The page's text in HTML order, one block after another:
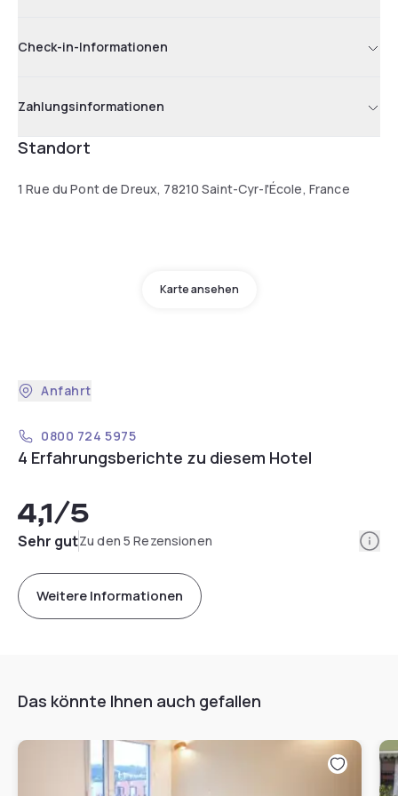
Check-in-Informationen
Zahlungsinformationen
Standort
1 Rue du Pont de Dreux, 78210 Saint-Cyr-l'École, France
Karte ansehen
Anfahrt
0800 724 5975
4 Erfahrungsberichte zu diesem Hotel
4,1/5
Sehr gutZu den 5 Rezensionen
Weitere Informationen
Das könnte Ihnen auch gefallen